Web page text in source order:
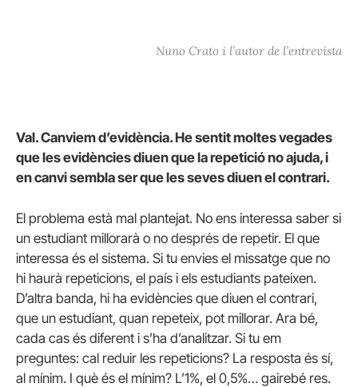
Nuno Crato i l’autor de l’entrevista
Val. Canviem d’evidència. He sentit moltes vegades
que les evidències diuen que la repetició no ajuda, i
en canvi sembla ser que les seves diuen el contrari.
El problema està mal plantejat. No ens interessa saber si
un estudiant millorarà o no després de repetir. El que
interessa és el sistema. Si tu envies el missatge que no
hi haurà repeticions, el país i els estudiants pateixen.
D’altra banda, hi ha evidències que diuen el contrari,
que un estudiant, quan repeteix, pot millorar. Ara bé,
cada cas és diferent i s’ha d’analitzar. Si tu em
preguntes: cal reduir les repeticions? La resposta és sí,
al mínim. I què és el mínim? L’1%, el 0,5%… gairebé res.